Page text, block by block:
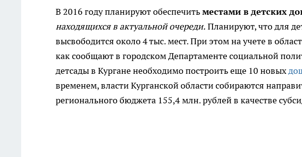
В 2016 году планируют обеспечитьместами в детских
находящихся в актуальной очереди. Планируют, что для
высвободится около 4 тыс. мест. При этом на учете в
как сообщают в городском Департаменте социальной
детсады в Кургане необходимо построить еще 10 новых
временем, власти Курганской области собираются
регионального бюджета 155,4 млн. рублей в качестве